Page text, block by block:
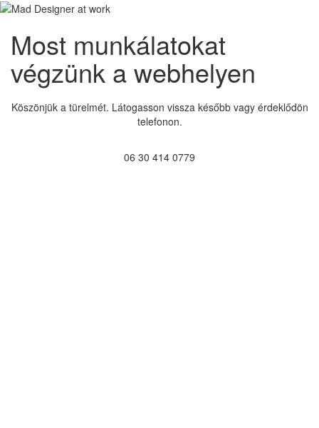
Most munkálatokat
végzünk a webhelyen
Köszönjük a türelmét. Látogasson vissza később vagy érdeklődön
telefonon.
06 30 414 0779